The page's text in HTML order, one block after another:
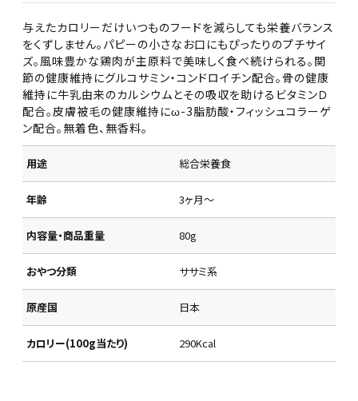
与えたカロリーだけいつものフードを減らしても栄養バランス
をくずしません。パピーの小さなお口にもぴったりのプチサイ
ズ。風味豊かな鶏肉が主原料で美味しく食べ続けられる。関
節の健康維持にグルコサミン・コンドロイチン配合。骨の健康
維持に牛乳由来のカルシウムとその吸収を助けるビタミンＤ
配合。皮膚被毛の健康維持にω-3脂肪酸・フィッシュコラーゲ
ン配合。無着色、無香料。
用途 総合栄養食
年齢 3ヶ月～
内容量・商品重量 80g
おやつ分類 ササミ系
原産国 日本
カロリー(100g当たり) 290Kcal